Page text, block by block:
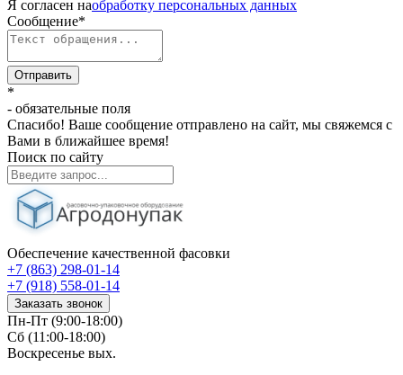
Я согласен наобработку персональных данных
Сообщение*
Отправить
*
- обязательные поля
Спасибо! Ваше сообщение отправлено на сайт, мы свяжемся с
Вами в ближайшее время!
Поиск по сайту
Обеспечение качественной фасовки
+7 (863) 298-01-14
+7 (918) 558-01-14
Заказать звонок
Пн-Пт (9:00-18:00)
Сб (11:00-18:00)
Воскресенье вых.